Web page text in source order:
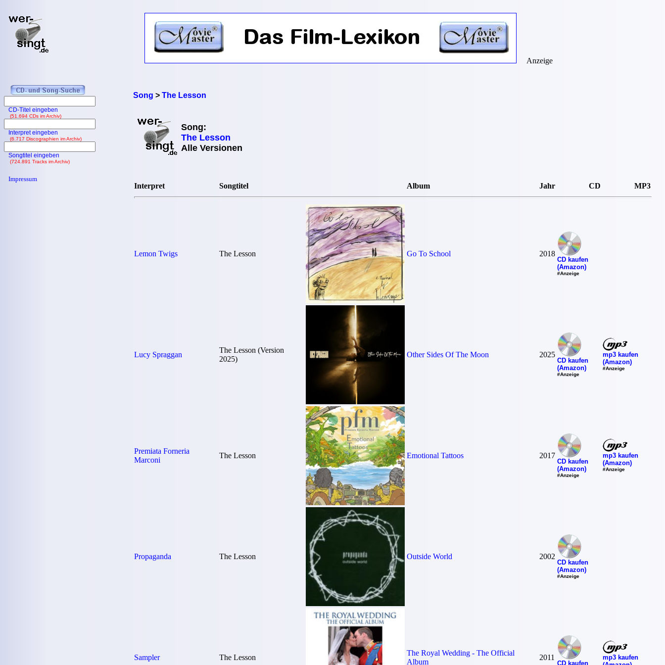
Song > The Lesson
Song:
The Lesson
Alle Versionen
Interpret Songtitel Album Jahr CD MP3
Lemon Twigs The Lesson Go To School 2018
CD kaufen
(Amazon)
#Anzeige
Lucy Spraggan
The Lesson (Version
2025)
Other Sides Of The Moon 2025
CD kaufen
(Amazon)
#Anzeige
mp3 kaufen
(Amazon)
#Anzeige
Premiata Forneria
Marconi
The Lesson Emotional Tattoos 2017
CD kaufen
(Amazon)
#Anzeige
mp3 kaufen
(Amazon)
#Anzeige
Propaganda The Lesson Outside World 2002
CD kaufen
(Amazon)
#Anzeige
Sampler The Lesson
The Royal Wedding - The Official
Album
2011
CD kaufen
mp3 kaufen
Anzeige
CD-Titel eingeben
(51.694 CDs im Archiv)
Interpret eingeben
(6.717 Discographien im Archiv)
Songtitel eingeben
(724.891 Tracks im Archiv)
Impressum